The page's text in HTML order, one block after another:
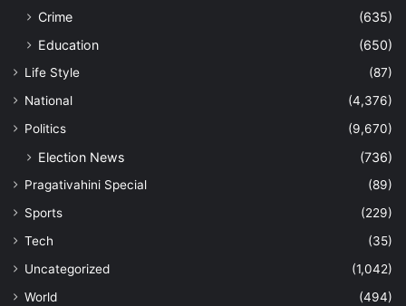
Crime
(635)
Education
(650)
Life Style
(87)
National
(4,376)
Politics
(9,670)
Election News (736)
Pragativahini Special
(89)
Sports
(229)
Tech
(35)
Uncategorized
(1,042)
World
(494)